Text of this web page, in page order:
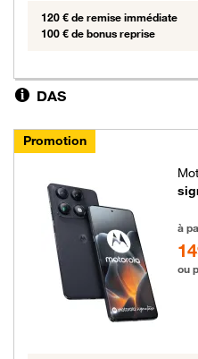
120 € de remise immédiate
100 € de bonus reprise
DAS
Promotion
à
ou